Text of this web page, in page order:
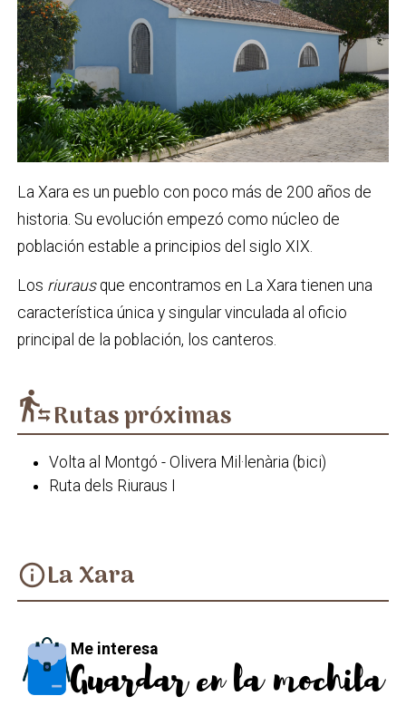
La Xara es un pueblo con poco más de 200 años de
historia. Su evolución empezó como núcleo de
población estable a principios del siglo XIX.
Los riuraus que encontramos en La Xara tienen una
característica única y singular vinculada al oficio
principal de la población, los canteros.
transfer_within_a_stationRutas próximas
Volta al Montgó - Olivera Mil·lenària (bici)
Ruta dels Riuraus I
infoLa Xara
Me interesa
Guardar en la mochila